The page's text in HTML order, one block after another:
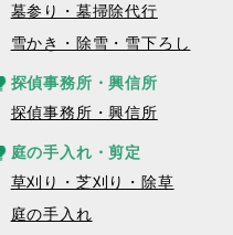
墓参り・墓掃除代行
雪かき・除雪・雪下ろし
探偵事務所・興信所
探偵事務所・興信所
庭の手入れ・剪定
草刈り・芝刈り・除草
庭の手入れ